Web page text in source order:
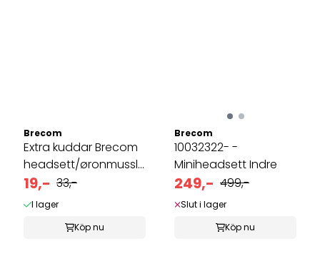
Brecom
Extra kuddar Brecom
headsett/øronmussla
indre ...
19,- 33,-
I lager
Köp nu
Brecom
10032322- -
Miniheadsett Indre
249,- 499,-
Slut i lager
Köp nu